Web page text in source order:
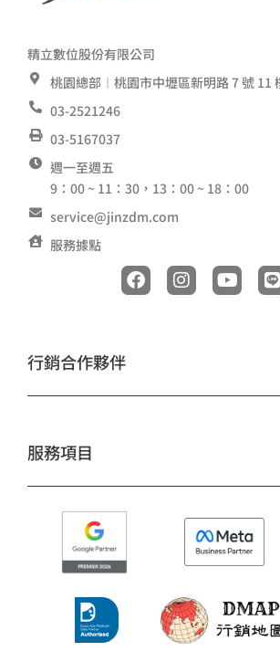
精立數位股份有限公司
桃園總部︱桃園市中壢區新明路 7 號 11
03-2521246
03-5167037
週一至週五
9：00 ~ 11：30，13：00 ~ 18：00
service@jinzdm.com
服務據點
F
a
c
k
I
n
s
a
Y
o
u
i
行銷合作夥伴
服務項目